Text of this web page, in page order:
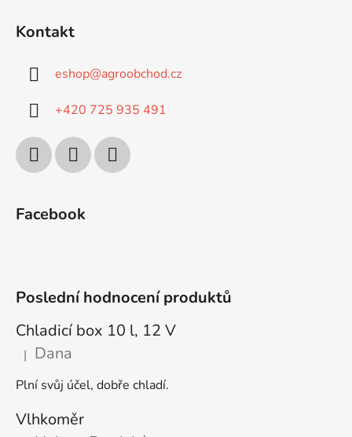
Kontakt
eshop@agroobchod.cz
+420 725 935 491
Facebook
Poslední hodnocení produktů
Chladicí box 10 l, 12 V
Hodnocení produktu je 5 z 5 hvězdiček.
| Dana
Plní svůj účel, dobře chladí.
Vlhkoměr